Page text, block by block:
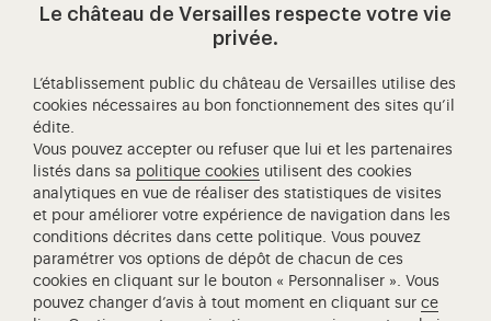
Visitez notre Facebook (ouverture
Visitez notre X (ouverture dans un
Visitez notre Instagram
Visitez notre YouTube
L'Opéra royal de Versailles
Centre de recherche du château de Versailles
Centre de Musique Baroque de Versailles
Réseau des Résidences Royales Européenne
Société des Amis de Versailles
Le château de Versailles respecte votre vie
privée.
L’établissement public du château de Versailles utilise des
cookies nécessaires au bon fonctionnement des sites qu’il
édite.
Vous pouvez accepter ou refuser que lui et les partenaires
listés dans sa politique cookies utilisent des cookies
analytiques en vue de réaliser des statistiques de visites
et pour améliorer votre expérience de navigation dans les
conditions décrites dans cette politique. Vous pouvez
paramétrer vos options de dépôt de chacun de ces
cookies en cliquant sur le bouton « Personnaliser ». Vous
pouvez changer d’avis à tout moment en cliquant surce